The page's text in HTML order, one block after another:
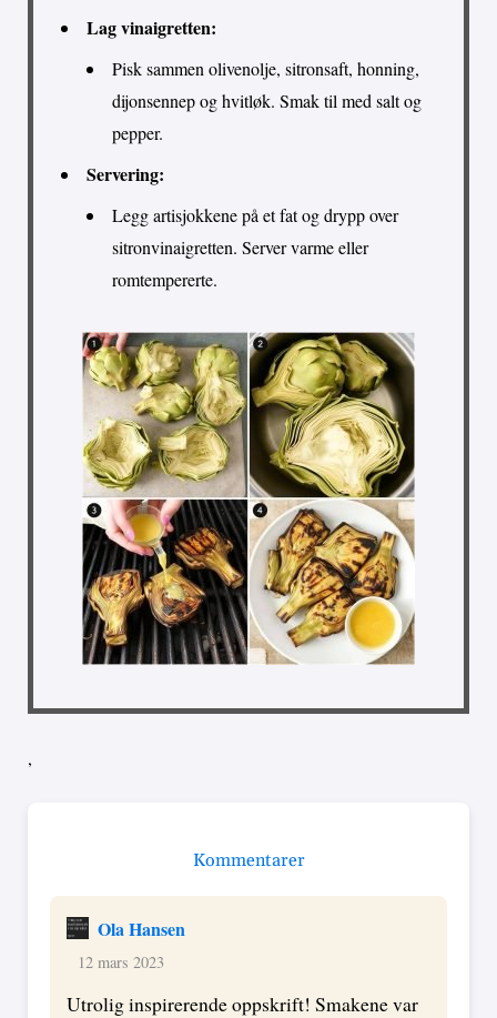
Lag vinaigretten:
Pisk sammen olivenolje, sitronsaft, honning,
dijonsennep og hvitløk. Smak til med salt og
pepper.
Servering:
Legg artisjokkene på et fat og drypp over
sitronvinaigretten. Server varme eller
romtempererte.
,
Kommentarer
Ola Hansen
12 mars 2023
Utrolig inspirerende oppskrift! Smakene var